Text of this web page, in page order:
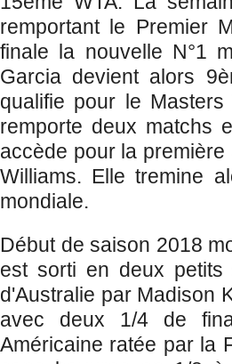
remportant le Premier
finale la nouvelle N°1
Garcia devient alors
qualifie pour le
remporte deux matchs
accède pour la
Williams. Elle tremine
mondiale.
Début de saison 2018
est sorti en deux
d'Australie par Madison
avec deux 1/4 de
Américaine ratée par la